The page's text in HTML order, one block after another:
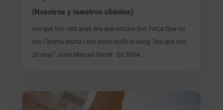
(Nosotros y nuestros clientes)
Ara que tinc vint anys Ara que encara tinc força Que no
tinc l'ànima morta I em sento bullir la sang “Ara que tinc
20 anys” Joan Manuel Serrat En 2004...